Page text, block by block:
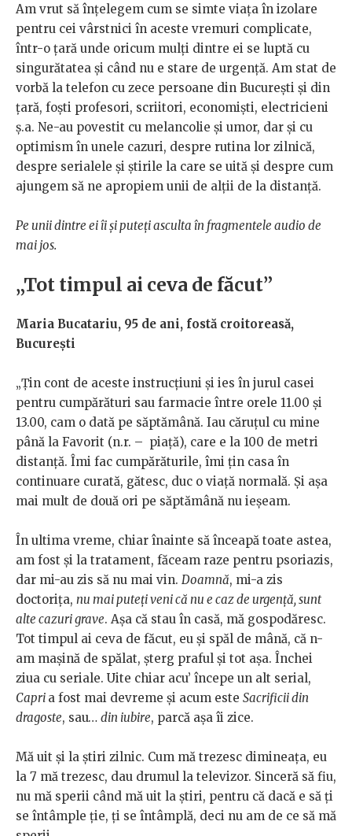
Am vrut să înțelegem cum se simte viața în izolare
pentru cei vârstnici în aceste vremuri complicate,
într-o țară unde oricum mulți dintre ei se luptă cu
singurătatea și când nu e stare de urgență. Am stat de
vorbă la telefon cu zece persoane din București și din
țară, foști profesori, scriitori, economiști, electricieni
ș.a. Ne-au povestit cu melancolie și umor, dar și cu
optimism în unele cazuri, despre rutina lor zilnică,
despre serialele și știrile la care se uită și despre cum
ajungem să ne apropiem unii de alții de la distanță.
Pe unii dintre ei îi și puteți asculta în fragmentele audio de
mai jos.
„Tot timpul ai ceva de făcut”
Maria Bucatariu, 95 de ani, fostă croitoreasă,
București
„Țin cont de aceste instrucțiuni și ies în jurul casei
pentru cumpărături sau farmacie între orele 11.00 și
13.00, cam o dată pe săptămână. Iau căruțul cu mine
până la Favorit (n.r. – piață), care e la 100 de metri
distanță. Îmi fac cumpărăturile, îmi țin casa în
continuare curată, gătesc, duc o viață normală. Și așa
mai mult de două ori pe săptămână nu ieșeam.
În ultima vreme, chiar înainte să înceapă toate astea,
am fost și la tratament, făceam raze pentru psoriazis,
dar mi-au zis să nu mai vin. Doamnă, mi-a zis
doctorița, nu mai puteți veni că nu e caz de urgență, sunt
alte cazuri grave. Așa că stau în casă, mă gospodăresc.
Tot timpul ai ceva de făcut, eu și spăl de mână, că n-
am mașină de spălat, șterg praful și tot așa. Închei
ziua cu seriale. Uite chiar acu’ începe un alt serial,
Capri a fost mai devreme și acum este Sacrificii din
dragoste, sau… din iubire, parcă așa îi zice.
Mă uit și la știri zilnic. Cum mă trezesc dimineața, eu
la 7 mă trezesc, dau drumul la televizor. Sinceră să fiu,
nu mă sperii când mă uit la știri, pentru că dacă e să ți
se întâmple ție, ți se întâmplă, deci nu am de ce să mă